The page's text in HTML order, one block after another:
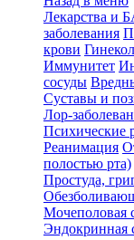
Лекарства и
заболевания
крови
Иммунитет
сосуды
Суставы и
Лор-
Психические
Реанимация
полостью рта)
Простуда,
Мочеполовая
Эндокринная